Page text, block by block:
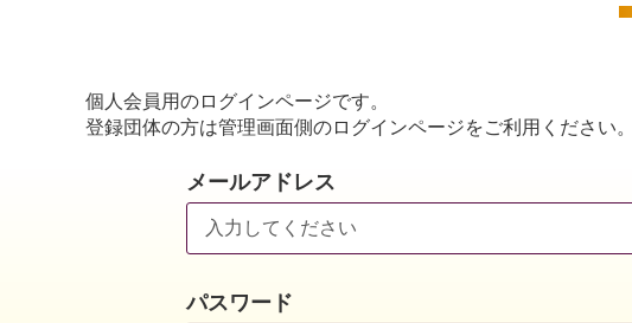
個人会員用のログインページです。
登録団体の方は管理画面側のログインページをご利用ください。
メールアドレス
パスワード